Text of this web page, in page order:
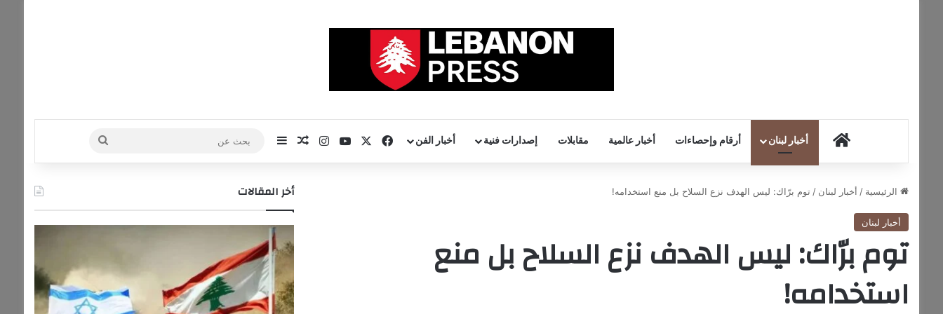
HOME أخبار لبنان أرقام وإحصاءات أخبار عالمية مقابلات إصدارات فنية أخبار الفن فيسبوك
‫X
‫YouTube
انستقراممقال عشوائي
إضافة عمود جانبي
بحث
عن
الرئيسية / أخبار لبنان / توم برّاك: ليس الهدف نزع السلاح بل منع استخدامه!
أخبار لبنان
توم برّاك: ليس الهدف نزع السلاح بل منع
استخدامه!
أخر المقالات